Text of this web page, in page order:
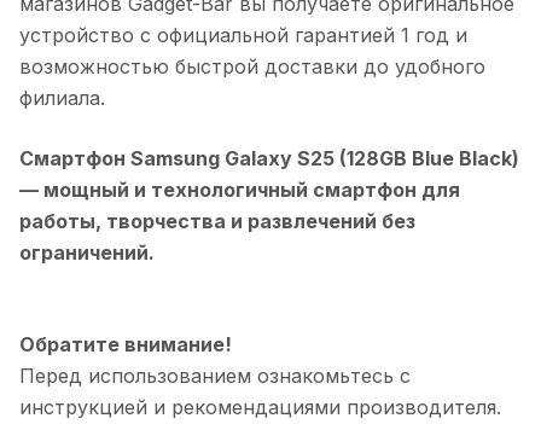
устройство с официальной гарантией 1 год и
возможностью быстрой доставки до удобного
филиала.
Смартфон Samsung Galaxy S25 (128GB Blue Black)
— мощный и технологичный смартфон для
работы, творчества и развлечений без
ограничений.
Обратите внимание!
Перед использованием ознакомьтесь с
инструкцией и рекомендациями производителя.